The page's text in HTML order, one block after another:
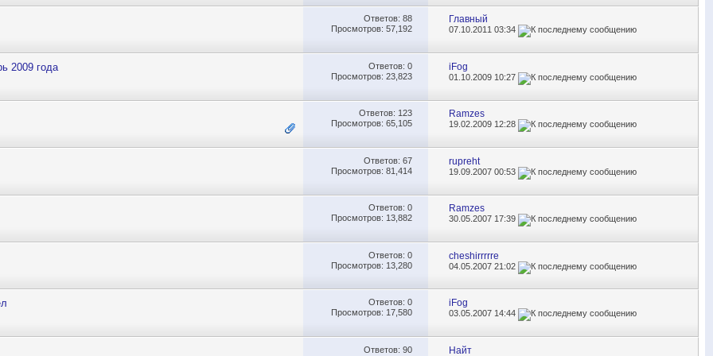
Ответов: 88
Просмотров: 57,192
Главный
07.10.201103:34
2009 года Ответов: 0
Просмотров: 23,823
iFog
01.10.2009 10:27
Ответов: 123
Просмотров: 65,105
Ramzes
19.02.2009 12:28
Ответов: 67
Просмотров: 81,414
rupreht
19.09.200700:53
Ответов: 0
Просмотров: 13,882
Ramzes
30.05.2007 17:39
Ответов: 0
Просмотров: 13,280
cheshirrrrre
04.05.200721:02
Ответов: 0
Просмотров: 17,580
iFog
03.05.2007 14:44
Ответов: 90
Найт